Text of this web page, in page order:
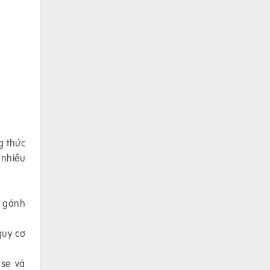
thức
cơ
và